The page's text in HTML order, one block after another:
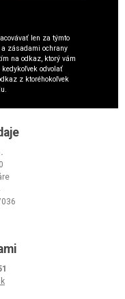
len za týmto
zásadami ochrany
na odkaz, ktorý vám
kedykoľvek odvolať
z ktoréhokoľvek